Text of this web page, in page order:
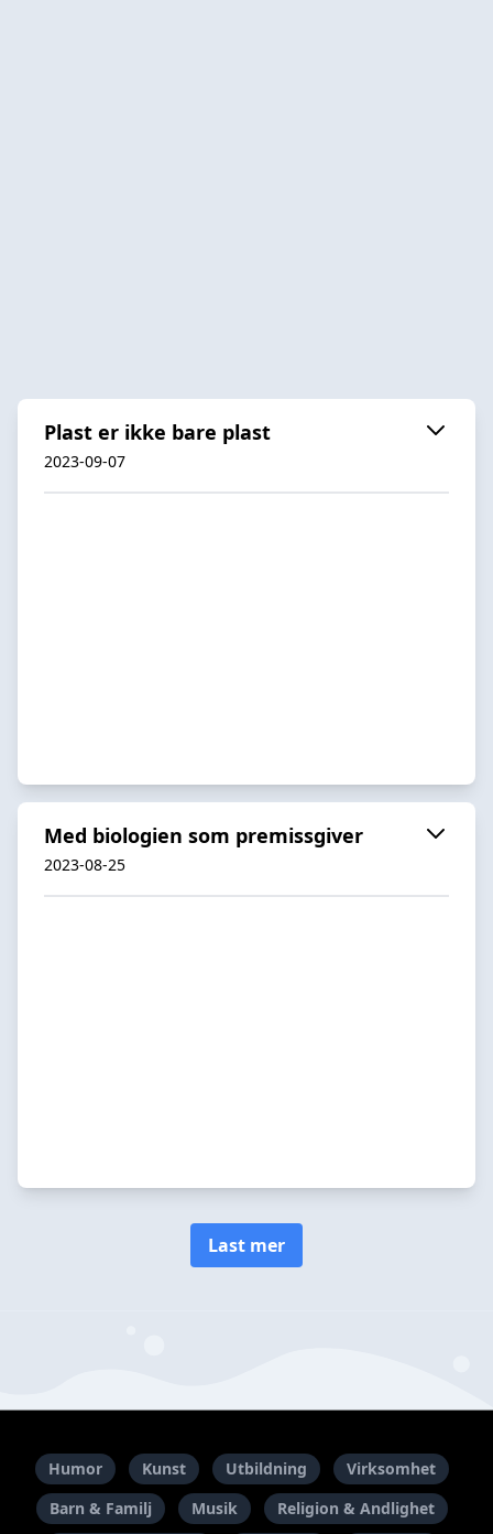
Plast er ikke bare plast
2023-09-07
Med biologien som premissgiver
2023-08-25
Last mer
Humor Kunst Utbildning
Virksomhet
Barn & Familj
Musik Religion & Andlighet